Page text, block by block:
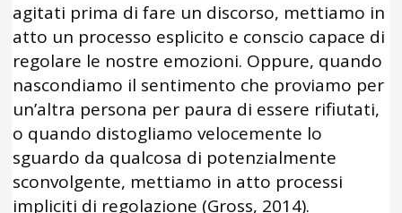
agitati prima di fare un discorso, mettiamo in
atto un processo esplicito e conscio capace di
regolare le nostre emozioni. Oppure, quando
nascondiamo il sentimento che proviamo per
un’altra persona per paura di essere rifiutati,
o quando distogliamo velocemente lo
sguardo da qualcosa di potenzialmente
sconvolgente, mettiamo in atto processi
impliciti di regolazione (Gross, 2014).